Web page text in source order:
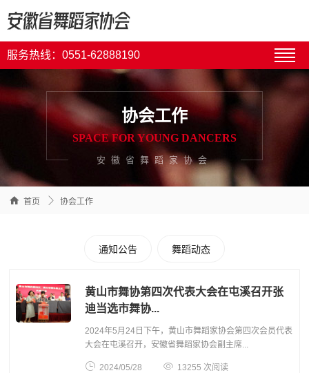
服务热线：0551-62888190
协会工作
SPACE FOR YOUNG DANCERS
安徽省舞蹈家协会
 首页  协会工作
通知公告 舞蹈动态
黄山市舞协第四次代表大会在屯溪召开张
迪当选市舞协...
2024年5月24日下午，黄山市舞蹈家协会第四次会员代表
大会在屯溪召开，安徽省舞蹈家协会副主席...
 2024/05/28  13255 次阅读